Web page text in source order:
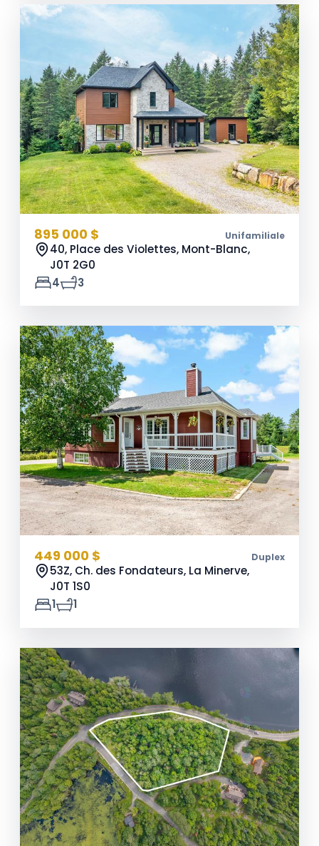
895 000 $ Unifamiliale
40, Place des Violettes, Mont-Blanc,
J0T 2G0
4
3
449 000 $ Duplex
53Z, Ch. des Fondateurs, La Minerve,
J0T 1S0
1
1